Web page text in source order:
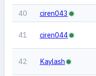
40
ciren043
41 ciren044
42 Kaylash